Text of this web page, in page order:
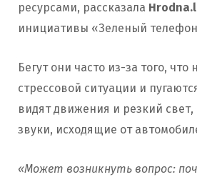
ресурсами, рассказала
инициативы «Зеленый
Бегут они часто из-за того, что
стрессовой ситуации и
видят движения и резкий
звуки, исходящие от
«Может возникнуть вопрос: